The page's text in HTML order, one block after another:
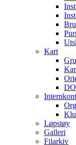
Kart
Løpstøy
Galleri
Filarkiv